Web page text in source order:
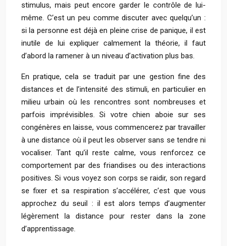
stimulus, mais peut encore garder le contrôle de lui-
même. C’est un peu comme discuter avec quelqu’un :
si la personne est déjà en pleine crise de panique, il est
inutile de lui expliquer calmement la théorie, il faut
d’abord la ramener à un niveau d’activation plus bas.
En pratique, cela se traduit par une gestion fine des
distances et de l’intensité des stimuli, en particulier en
milieu urbain où les rencontres sont nombreuses et
parfois imprévisibles. Si votre chien aboie sur ses
congénères en laisse, vous commencerez par travailler
à une distance où il peut les observer sans se tendre ni
vocaliser. Tant qu’il reste calme, vous renforcez ce
comportement par des friandises ou des interactions
positives. Si vous voyez son corps se raidir, son regard
se fixer et sa respiration s’accélérer, c’est que vous
approchez du seuil : il est alors temps d’augmenter
légèrement la distance pour rester dans la zone
d’apprentissage.